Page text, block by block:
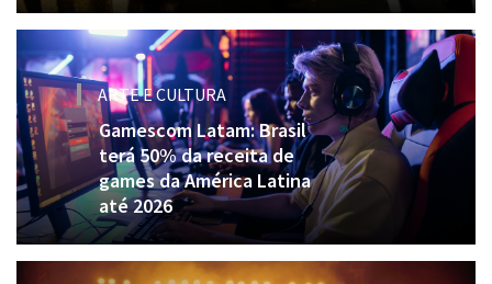
ARTE E CULTURA
Gamescom Latam: Brasil
terá 50% da receita de
games da América Latina
até 2026